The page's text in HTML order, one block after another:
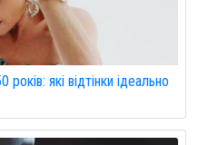
які відтінки ідеально